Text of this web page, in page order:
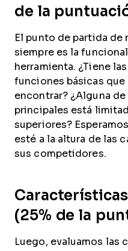
de la
El punto de partida de
siempre es la
herramienta. ¿Tiene
funciones básicas que
encontrar? ¿Alguna
principales está
superiores?
esté a la altura de las
sus competidores.
(25% de la
Luego, evaluamos las